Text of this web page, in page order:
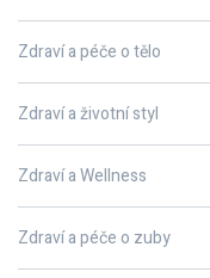
Zdraví a péče o tělo
Zdraví a životní styl
Zdraví a Wellness
Zdraví a péče o zuby